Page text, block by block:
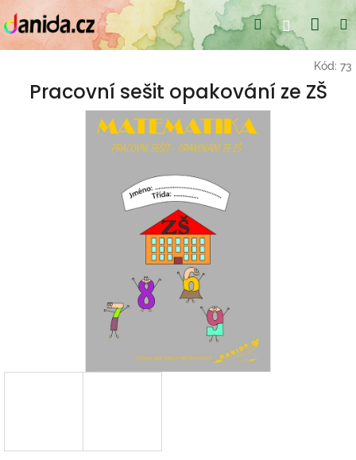
na
obsah
HledatPřihlášení
Kód: 73
Pracovní sešit opakování ze ZŠ